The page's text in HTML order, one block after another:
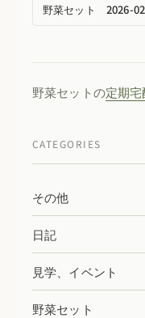
野菜セット 2026-
野菜セットの定期宅
CATEGORIES
その他
日記
見学、イベント
野菜セット